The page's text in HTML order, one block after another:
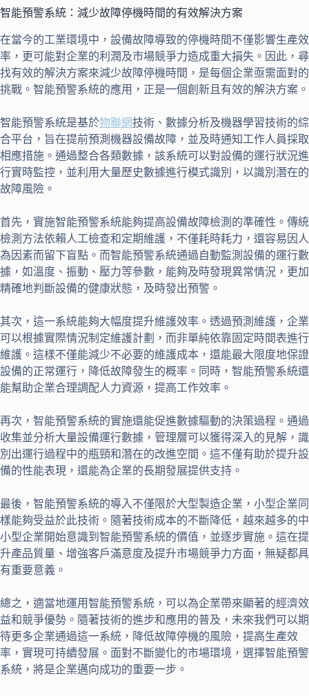
智能預警系統：減少故障停機時間的有效解決方案
在當今的工業環境中，設備故障導致的停機時間不僅影響生產效
率，更可能對企業的利潤及市場競爭力造成重大損失。因此，尋
找有效的解決方案來減少故障停機時間，是每個企業亟需面對的
挑戰。智能預警系統的應用，正是一個創新且有效的解決方案。
智能預警系統是基於物聯網技術、數據分析及機器學習技術的綜
合平台，旨在提前預測機器設備故障，並及時通知工作人員採取
相應措施。通過整合各類數據，該系統可以對設備的運行狀況進
行實時監控，並利用大量歷史數據進行模式識別，以識別潛在的
故障風險。
首先，實施智能預警系統能夠提高設備故障檢測的準確性。傳統
檢測方法依賴人工檢查和定期維護，不僅耗時耗力，還容易因人
為因素而留下盲點。而智能預警系統通過自動監測設備的運行數
據，如溫度、振動、壓力等參數，能夠及時發現異常情況，更加
精確地判斷設備的健康狀態，及時發出預警。
其次，這一系統能夠大幅度提升維護效率。透過預測維護，企業
可以根據實際情況制定維護計劃，而非單純依靠固定時間表進行
維護。這樣不僅能減少不必要的維護成本，還能最大限度地保證
設備的正常運行，降低故障發生的概率。同時，智能預警系統還
能幫助企業合理調配人力資源，提高工作效率。
再次，智能預警系統的實施還能促進數據驅動的決策過程。通過
收集並分析大量設備運行數據，管理層可以獲得深入的見解，識
別出運行過程中的瓶頸和潛在的改進空間。這不僅有助於提升設
備的性能表現，還能為企業的長期發展提供支持。
最後，智能預警系統的導入不僅限於大型製造企業，小型企業同
樣能夠受益於此技術。隨著技術成本的不斷降低，越來越多的中
小型企業開始意識到智能預警系統的價值，並逐步實施。這在提
升產品質量、增強客戶滿意度及提升市場競爭力方面，無疑都具
有重要意義。
總之，適當地運用智能預警系統，可以為企業帶來顯著的經濟效
益和競爭優勢。隨著技術的進步和應用的普及，未來我們可以期
待更多企業通過這一系統，降低故障停機的風險，提高生產效
率，實現可持續發展。面對不斷變化的市場環境，選擇智能預警
系統，將是企業邁向成功的重要一步。